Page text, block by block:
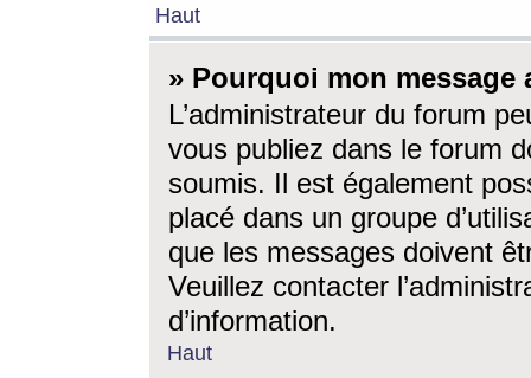
Haut
» Pourquoi mon message
L’administrateur du forum
vous publiez dans le forum
soumis. Il est également
placé dans un groupe
que les messages doivent
Veuillez contacter
d’information.
Haut